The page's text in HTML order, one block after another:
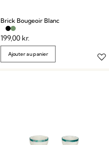
Brick Bougeoir Blanc
199,00 kr.
Ajouter au panier